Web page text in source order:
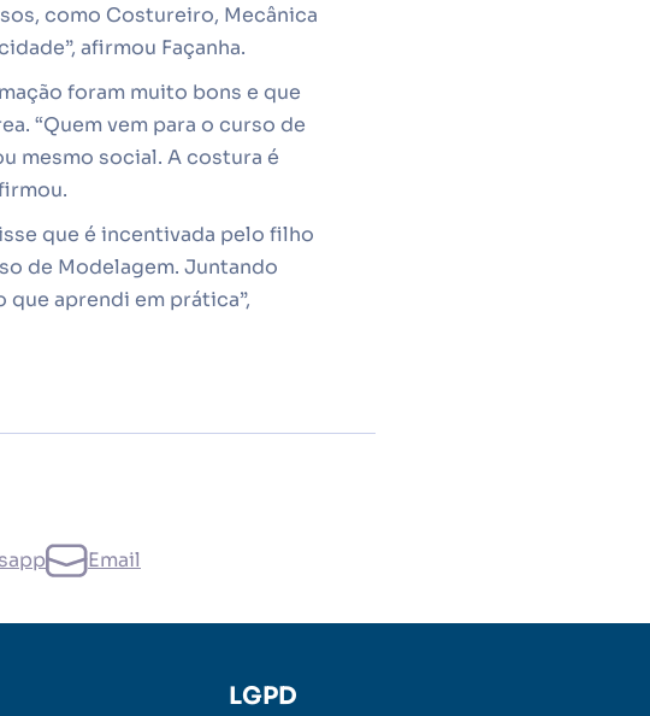
como Costureiro, Mecânica
afirmou Façanha.
foram muito bons e que
“Quem vem para o curso de
mesmo social. A costura é
que é incentivada pelo filho
de Modelagem. Juntando
aprendi em prática”,
Email
LGPD